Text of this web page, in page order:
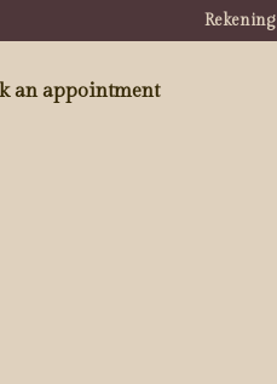
Rekening
an appointment